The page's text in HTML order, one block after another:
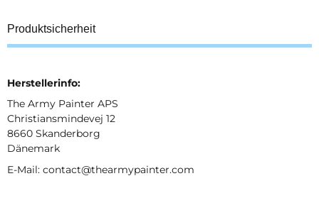
Produktsicherheit
Herstellerinfo:
The Army Painter APS
Christiansmindevej 12
8660 Skanderborg
Dänemark
E-Mail: contact@thearmypainter.com